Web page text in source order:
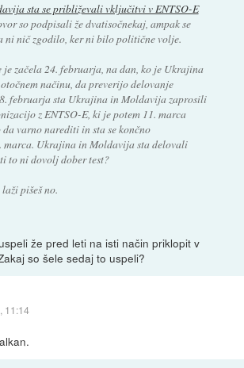
sta se približevali vključitvi v ENTSO-E
so podpisali že dvatisočnekaj, ampak se
ni nič zgodilo, ker ni bilo politične volje.
je začela 24. februarja, na dan, ko je Ukrajina
načinu, da preverijo delovanje
februarja sta Ukrajina in Moldavija zaprosili
z ENTSO-E, ki je potem 11. marca
varno narediti in sta se končno
Ukrajina in Moldavija sta delovali
to ni dovolj dober test?
pišeš no.
že pred leti na isti način priklopit v
so šele sedaj to uspeli?
11:14